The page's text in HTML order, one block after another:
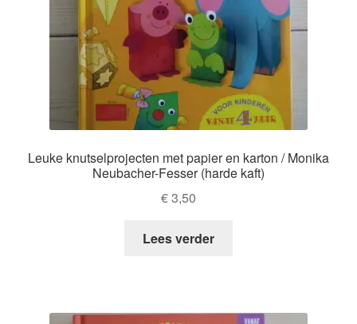
Leuke knutselprojecten met papier en karton / Monika
Neubacher-Fesser (harde kaft)
€3,50
Lees verder